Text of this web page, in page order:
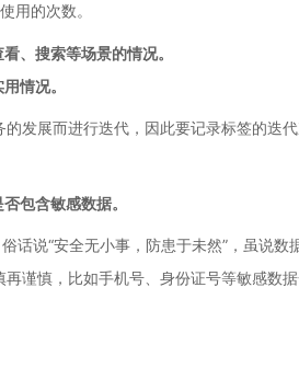
用的次数。
、搜索等场景的情况。
情况。
发展而进行迭代，因此要记录标签的迭
包含敏感数据。
话说“安全无小事，防患于未然”，虽说
谨慎，比如手机号、身份证号等敏感数据